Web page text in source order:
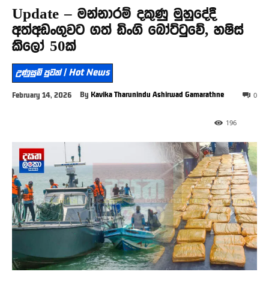
Update – මන්නාරම් දකුණු මුහුදේදී
අත්අඩංගුවට ගත් ඩිංගි බෝට්ටුවේ, හෂිස්
කිලෝ 50ක්
උණුසුම් පුවත් | Hot News
February 14, 2026 By Kavika Tharunindu Ashirwad Gamarathne 0
196